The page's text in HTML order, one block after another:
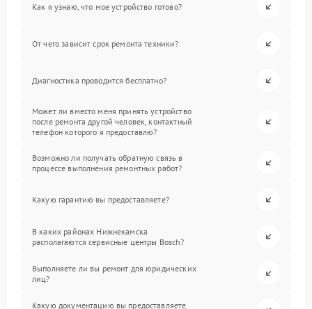
Как я узнаю, что мое устройство готово?
От чего зависит срок ремонта техники?
Диагностика проводится бесплатно?
Может ли вместо меня принять устройство
после ремонта другой человек, контактный
телефон которого я предоставлю?
Возможно ли получать обратную связь в
процессе выполнения ремонтных работ?
Какую гарантию вы предоставляете?
В каких районах Нижнекамска
располагаются сервисные центры Bosch?
Выполняете ли вы ремонт для юридических
лиц?
Какую документацию вы предоставляете